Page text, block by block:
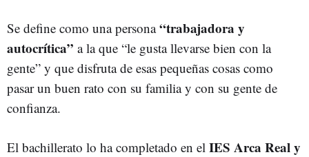
Se define como una persona“trabajadora y
autocrítica” a la que “le gusta llevarse bien con la
gente” y que disfruta de esas pequeñas cosas como
pasar un buen rato con su familia y con su gente de
confianza.
El bachillerato lo ha completado en el IES Arca Real y